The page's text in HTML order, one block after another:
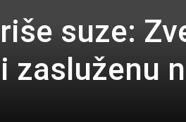
suze:
zasluženu